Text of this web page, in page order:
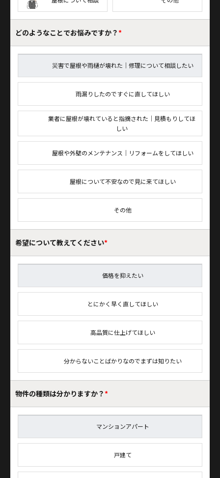
どのようなことでお悩みですか？*
災害で屋根や雨樋が壊れた｜修理について相談したい
雨漏りしたのですぐに直してほしい
業者に屋根が壊れていると指摘された｜見積もりしてほ
しい
屋根や外壁のメンテナンス｜リフォームをしてほしい
屋根について不安なので見に来てほしい
その他
希望について教えてください*
価格を抑えたい
とにかく早く直してほしい
高品質に仕上げてほしい
分からないことばかりなのでまずは知りたい
物件の種類は分かりますか？*
マンションアパート
戸建て